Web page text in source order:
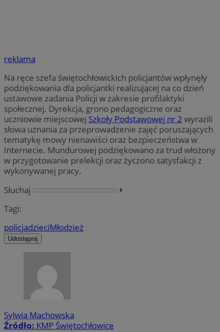
reklama
Na ręce szefa świętochłowickich policjantów wpłynęły
podziękowania dla policjantki realizującej na co dzień
ustawowe zadania Policji w zakresie profilaktyki
społecznej. Dyrekcja, grono pedagogiczne oraz
uczniowie miejscowej Szkoły Podstawowej nr 2 wyrazili
słowa uznania za przeprowadzenie zajęć poruszających
tematykę mowy nienawiści oraz bezpieczeństwa w
Internecie. Mundurowej podziękowano za trud włożony
w przygotowanie prelekcji oraz życzono satysfakcji z
wykonywanej pracy.
Słuchaj
⏵︎
Tagi:
policjadzieciMłodzież
Udostępnij
Sylwia Machowska
Źródło: KMP Świętochłowice